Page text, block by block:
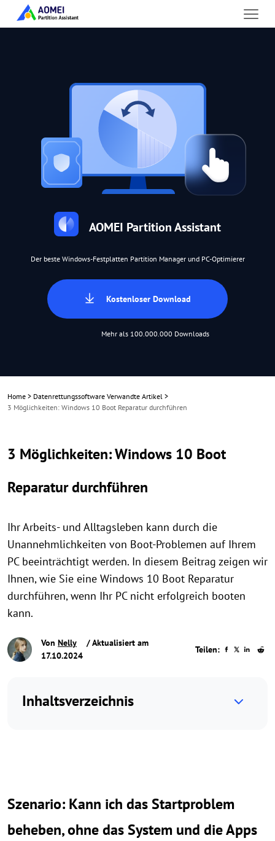
AOMEI Partition Assistant
Der beste Windows-Festplatten Partition Manager und PC-Optimierer
Kostenloser Download
Mehr als 100.000.000 Downloads
Home > Datenrettungssoftware Verwandte Artikel >
3 Möglichkeiten: Windows 10 Boot Reparatur durchführen
3 Möglichkeiten: Windows 10 Boot
Reparatur durchführen
Ihr Arbeits- und Alltagsleben kann durch die
Unannehmlichkeiten von Boot-Problemen auf Ihrem
PC beeinträchtigt werden. In diesem Beitrag zeigen wir
Ihnen, wie Sie eine Windows 10 Boot Reparatur
durchführen, wenn Ihr PC nicht erfolgreich booten
kann.
Von Nelly
/ Aktualisiert am
17.10.2024
Teilen:
Inhaltsverzeichnis
Szenario: Kann ich das Startproblem
beheben, ohne das System und die Apps